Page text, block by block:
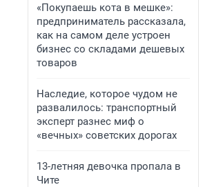
«Покупаешь кота в мешке»:
предприниматель рассказала,
как на самом деле устроен
бизнес со складами дешевых
товаров
Наследие, которое чудом не
развалилось: транспортный
эксперт разнес миф о
«вечных» советских дорогах
13-летняя девочка пропала в
Чите